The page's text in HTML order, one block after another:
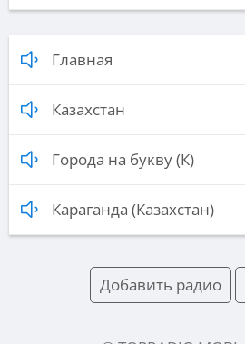
Главная
Казахстан
Города на букву (К)
Караганда (Казахстан)
Добавить радио